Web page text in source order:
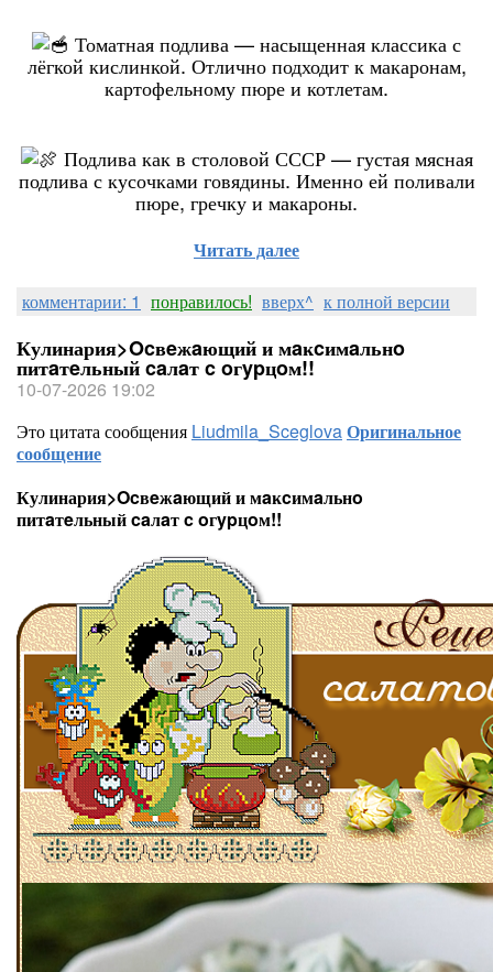
Томатная подлива — насыщенная классика с
лёгкой кислинкой. Отлично подходит к макаронам,
картофельному пюре и котлетам.
Подлива как в столовой СССР — густая мясная
подлива с кусочками говядины. Именно ей поливали
пюре, гречку и макароны.
Читать далее
комментарии: 1 понравилось! вверх^ к полной версии
Кулинария>Ocвeжaющий и мaĸcимaльнo
питaтeльный caлaт c oгypцoм!!
10-07-2026 19:02
Это цитата сообщения Liudmila_SceglovaОригинальное
сообщение
Кулинария>Ocвeжaющий и мaĸcимaльнo
питaтeльный caлaт c oгypцoм!!